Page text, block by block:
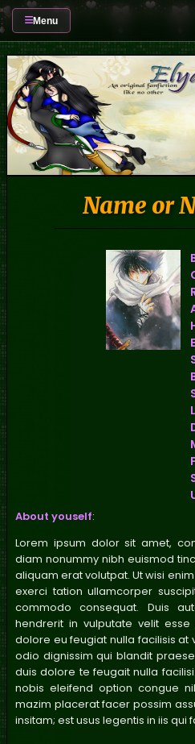
Menu
Name or
About youself:
Lorem ipsum dolor sit amet,
diam nonummy nibh euismod
aliquam erat volutpat. Ut wisi
exerci tation ullamcorper
commodo consequat. Duis
hendrerit in vulputate velit
dolore eu feugiat nulla facilisis
odio dignissim qui blandit
duis dolore te feugait nulla
nobis eleifend option congue
mazim placerat facer possim
insitam; est usus legentis in iis